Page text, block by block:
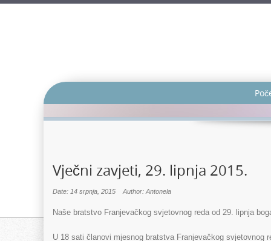
Vječni zavjeti, 29. lipnja 2015.
Date: 14 srpnja, 2015 Author: Antonela
Naše bratstvo Franjevačkog svjetovnog reda od 29. lipnja
U 18 sati članovi mjesnog bratstva Franjevačkog